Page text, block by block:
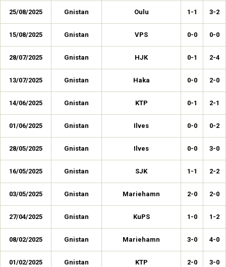
25/08/2025 Gnistan Oulu 1-1 3-2
15/08/2025 Gnistan VPS 0-0 0-0
28/07/2025 Gnistan HJK 0-1 2-4
13/07/2025 Gnistan Haka 0-0 2-0
14/06/2025 Gnistan KTP 0-1 2-1
01/06/2025 Gnistan Ilves 0-0 0-2
28/05/2025 Gnistan Ilves 0-0 3-0
16/05/2025 Gnistan SJK 1-1 2-2
03/05/2025 Gnistan Mariehamn 2-0 2-0
27/04/2025 Gnistan KuPS 1-0 1-2
08/02/2025 Gnistan Mariehamn 3-0 4-0
01/02/2025 Gnistan KTP 2-0 3-0